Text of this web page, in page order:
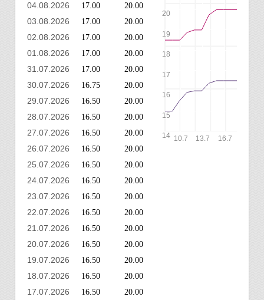
04.08.2026 17.00 20.00
03.08.2026 17.00 20.00
02.08.2026 17.00 20.00
01.08.2026 17.00 20.00
31.07.2026 17.00 20.00
30.07.2026 16.75 20.00
29.07.2026 16.50 20.00
28.07.2026 16.50 20.00
27.07.2026 16.50 20.00
26.07.2026 16.50 20.00
25.07.2026 16.50 20.00
24.07.2026 16.50 20.00
23.07.2026 16.50 20.00
22.07.2026 16.50 20.00
21.07.2026 16.50 20.00
20.07.2026 16.50 20.00
19.07.2026 16.50 20.00
18.07.2026 16.50 20.00
17.07.2026 16.50 20.00
10.7 13.7 16.7
14
15
16
17
18
19
20